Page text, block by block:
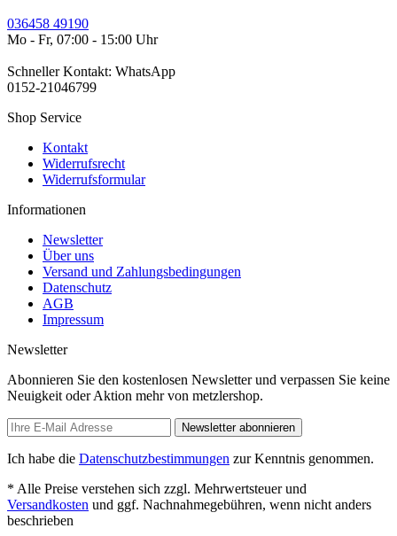
036458 49190
Mo - Fr, 07:00 - 15:00 Uhr
Schneller Kontakt: WhatsApp
0152-21046799
Shop Service
Kontakt
Widerrufsrecht
Widerrufsformular
Informationen
Newsletter
Über uns
Versand und Zahlungsbedingungen
Datenschutz
AGB
Impressum
Newsletter
Abonnieren Sie den kostenlosen Newsletter und verpassen Sie keine
Neuigkeit oder Aktion mehr von metzlershop.
Newsletter abonnieren
Ich habe die Datenschutzbestimmungen zur Kenntnis genommen.
* Alle Preise verstehen sich zzgl. Mehrwertsteuer und
Versandkosten und ggf. Nachnahmegebühren, wenn nicht anders
beschrieben